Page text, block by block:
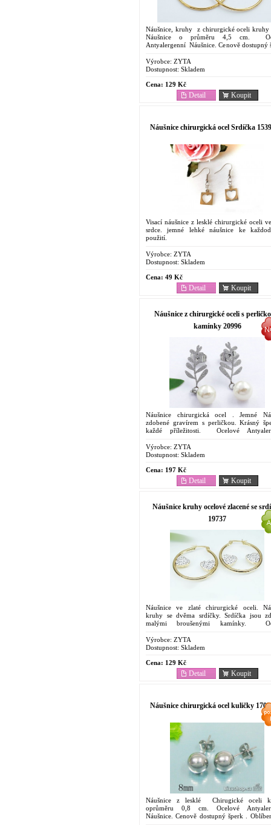
Náušnice, kruhy z chirurgické oceli
Náušnice o průměru 4,5 cm.
Antyalergenní Náušnice. Cenově dostupný
Výrobce: ZYTA
Dostupnost: Skladem
Cena: 129 Kč
Koupit
Detail
Náušnice chirurgická ocel Srdíčka
Visací náušnice z lesklé chirurgické oceli
srdce. jemné lehké náušnice ke
použití.
Výrobce: ZYTA
Dostupnost: Skladem
Cena: 49 Kč
Koupit
Detail
Náušnice z chirurgické oceli s
kamínky 20996
Náušnice chirurgická ocel . Jemné
zdobené gravírem s perličkou. Krásný
každé příležitosti. Ocelové
korozi....
Výrobce: ZYTA
Dostupnost: Skladem
Cena: 197 Kč
Koupit
Detail
Náušnice kruhy ocelové zlacené se
19737
Náušnice ve zlaté chirurgické oceli.
kruhy se dvěma srdíčky. Srdíčka jsou
malými broušenými kamínky.
Oblíbený pro...
Výrobce: ZYTA
Dostupnost: Skladem
Cena: 129 Kč
Koupit
Detail
Náušnice chirurgická ocel kuličky
Náušnice z lesklé Chirugické oceli
oprůměru 0,8 cm. Ocelové
Náušnice. Cenově dostupný šperk .